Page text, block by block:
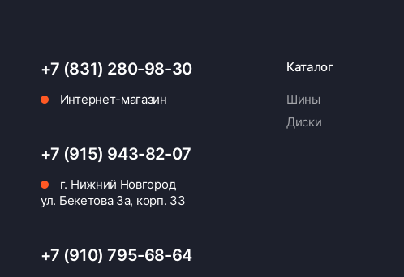
+7 (831) 280-98-30
Интернет-магазин
+7 (915) 943-82-07
г. Нижний Новгород
ул. Бекетова 3а, корп. 33
+7 (910) 795-68-64
Каталог
Шины
Диски